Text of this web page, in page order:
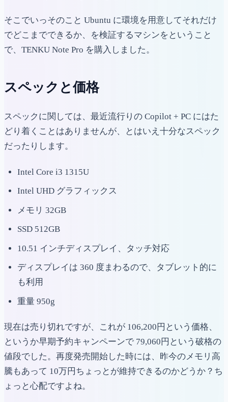
そこでいっそのこと Ubuntu に環境を用意してそれだけ
でどこまでできるか、を検証するマシンをということ
で、TENKU Note Pro を購入しました。
スペックと価格
スペックに関しては、最近流行りの Copilot + PC にはた
どり着くことはありませんが、とはいえ十分なスペック
だったりします。
Intel Core i3 1315U
Intel UHD グラフィックス
メモリ 32GB
SSD 512GB
10.51 インチディスプレイ、タッチ対応
ディスプレイは 360 度まわるので、タブレット的に
も利用
重量 950g
現在は売り切れですが、これが 106,200円という価格、
というか早期予約キャンペーンで 79,060円という破格の
値段でした。再度発売開始した時には、昨今のメモリ高
騰もあって 10万円ちょっとが維持できるのかどうか？ち
ょっと心配ですよね。